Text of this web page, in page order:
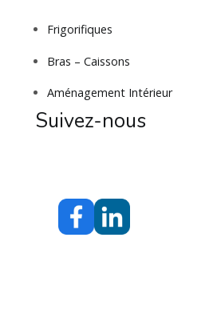
Frigorifiques
Bras – Caissons
Aménagement Intérieur
Suivez-nous